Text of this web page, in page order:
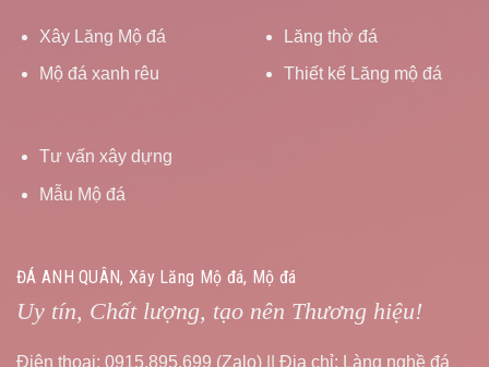
Xây Lăng Mộ đá
Mộ đá xanh rêu
Lăng thờ đá
Thiết kế Lăng mộ đá
Tư vấn xây dựng
Mẫu Mộ đá
ĐÁ ANH QUÂN, Xây Lăng Mộ đá, Mộ đá
Uy tín, Chất lượng, tạo nên Thương hiệu!
Điện thoại: 0915.895.699 (Zalo) || Địa chỉ: Làng nghề đá